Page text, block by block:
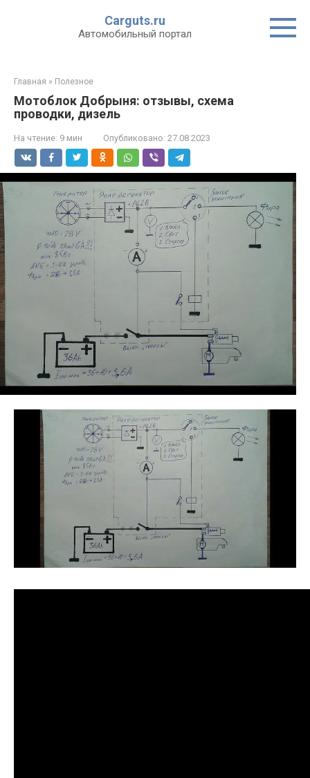
Carguts.ru
Автомобильный портал
Главная » Полезное
Мотоблок Добрыня: отзывы, схема
проводки, дизель
На чтение: 9 мин Опубликовано: 27.08.2023